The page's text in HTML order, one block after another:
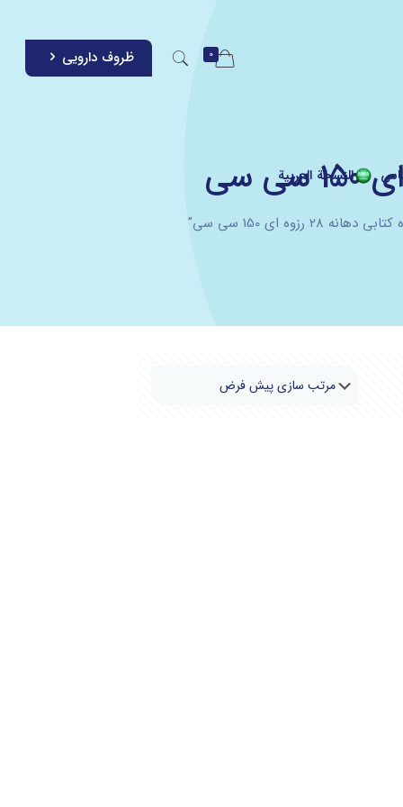
النسخة العربية
0 ظروف دارویی
ای 150 سی سی”